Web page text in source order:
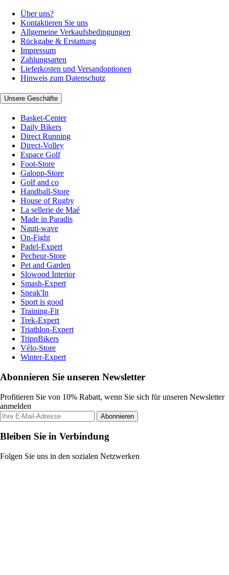
Über uns?
Kontaktieren Sie uns
Allgemeine Verkaufsbedingungen
Rückgabe & Erstattung
Impressum
Zahlungsarten
Lieferkosten und Versandoptionen
Hinweis zum Datenschutz
Unsere Geschäfte
Basket-Center
Daily Bikers
Direct Running
Direct-Volley
Espace Golf
Foot-Store
Galopp-Store
Golf and co
Handball-Store
House of Rugby
La sellerie de Maé
Made in Paradis
Nauti-wave
On-Fight
Padel-Expert
Pecheur-Store
Pet and Garden
Slowood Interior
Smash-Expert
Sneak'In
Sport is good
Training-Fit
Trek-Expert
Triathlon-Expert
TripnBikers
Vélo-Store
Winter-Expert
Abonnieren Sie unseren Newsletter
Profitieren Sie von 10% Rabatt, wenn Sie sich für unseren Newsletter
anmelden
Abonnieren
Bleiben Sie in Verbindung
Folgen Sie uns in den sozialen Netzwerken